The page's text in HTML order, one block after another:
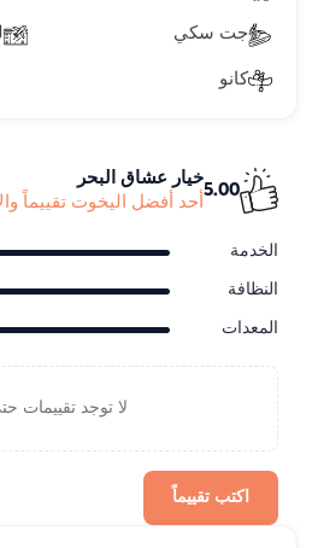
جت سكي
كانو
5.00
خيار عشاق البحر
أحد أفضل اليخوت تقييماً
الخدمة
النظافة
المعدات
لا توجد تقييمات
اكتب تقييماً